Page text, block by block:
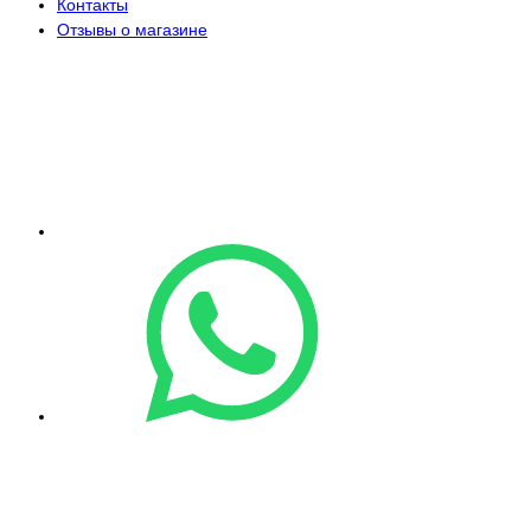
Контакты
Отзывы о магазине